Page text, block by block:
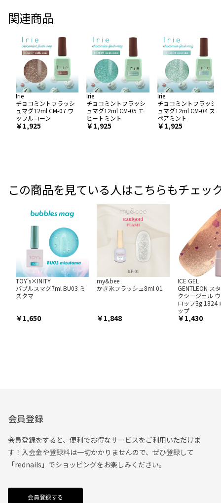
関連商品
Irie
チョコミントフラッシ
ュマグ12ml CM-07 ワ
ッフルコーン
￥1,925
Irie
チョコミントフラッシ
ュマグ12ml CM-05 モ
ヒートミント
￥1,925
Irie
チョコミントフラッシ
ュマグ12ml CM-04 ス
ペアミント
￥1,925
この商品を見ている人はこちらもチェッ
TOY's×INITY
バブルスマグ7ml BU03 ミ
ズタマ
1,650
my&bee
かき氷フラッシュ8ml 01
1,848
ICE GEL
GENTLEON ス
クシージェル
ロップ3g 1824
ップ
1,430
会員登録
会員登録をすると、便利でお得なサービスをご利用いただけま
す！入会金や登録料は一切かかりませんので、ぜひ登録して
「rednails」でショッピングをお楽しみください。
会員登録する